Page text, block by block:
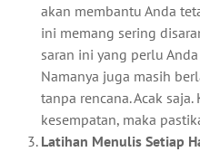
akan membantu Anda
ini memang sering
saran ini yang perlu
Namanya juga masih
tanpa rencana. Acak
kesempatan, maka
Latihan Menulis Setiap